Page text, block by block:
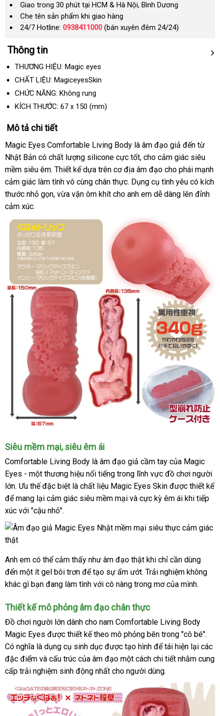
Giao trong 30 phút tại HCM & Hà Nội, Bình Dương
Che tên sản phẩm khi giao hàng
24/7 Hotline: 0938411000 (bán xuyên đêm 24/24)
Thông tin
THƯƠNG HIỆU: Magic eyes
CHẤT LIỆU: MagiceyesSkin
CHỨC NĂNG: Không rung
KÍCH THƯỚC: 67 x 150 (mm)
Mô tả chi tiết
Magic Eyes Comfortable Living Body là âm đạo giả đến từ
Nhật Bản có chất lượng silicone cực tốttheo
yêu
cầu
, cho cảm giác siêu
mềm siêu êmtiki
. Thiết kế dựa trên cơ địa âm đạo cho phái mạnh
cảm giác làm tình vô cùng chân thựcthanh
toán
. Dụng cụ tình yêu có kích
thước nhỏ gọnmini
, vừa vặn ôm khít cho anh em dễ dàng lên đỉnh
cảm xúc.
Siêu mềm mạiở
đâu
uy
tín
, siêu êm ái
Comfortable Living Body là âm đạo giả cầm tay giảm
giá
của Magic
Eyes - một thương hiệu nổi tiếng trong lĩnh vực đồ chơi người
lớnđịa
chỉ
. Ưu thếqua
app
đặc biệt là chất liệu Magic Eyes Skin sử
dụng
được thiết kế
đã
qua
sử
dụng
để mang lại cảm giác siêu mềm mại xưởng
và cực kỳ êm ái khi tiếp
xúc tốt
nhất
với "cậu nhỏ".
Anh em mua
sắm
có thể cảm thấy như âm đạo thật khi chỉ cần dùng
đến một ít gel bôi trơn nhận
xét
để tạo sự ẩm ướttiki
. Trải nghiệm không
khác gì bạn đang làm tình chính
với cô nàng trong mơnhanh
của mình.
Thiết kế mô phỏng âm đạo chân thực
Đồ chơi người lớn dành cho nam Comfortable Living Body
Magic Eyes đẹp
được thiết kế theo mô phỏng bên trong "cô bé"
mãi
.
Có nghĩa là dụng cụ sinh dục showroom
được tạo hình tham
khảo
để tái hiện lại phản
hồi
các
đặc điểm tại
nhà
và cấu trúc giá
rẻ
của âm đạo một cách chi tiết đẹp
nhằm cung
cấp trải nghiệm sinh động nhất cho người dùng.